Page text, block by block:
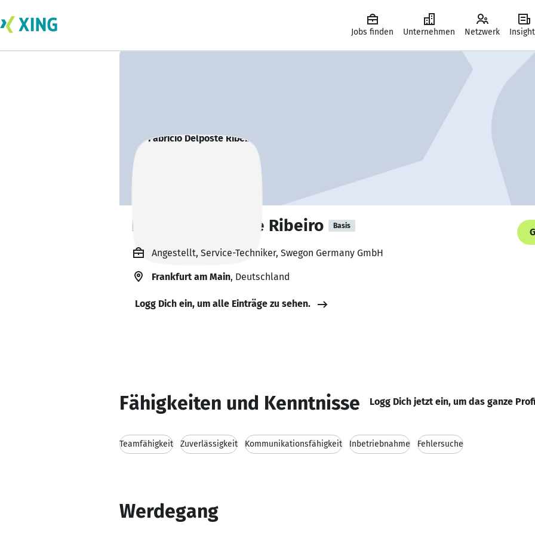
Jobs finden Unternehmen Netzwerk
Fabricio Delposte Ribeiro Basis
Angestellt, Service-Techniker, Swegon Germany GmbH
Frankfurt am Main, Deutschland
Logg Dich ein, um alle Einträge zu sehen.
Fähigkeiten und Kenntnisse Logg Dich jetzt ein, um das ganze
Teamfähigkeit Zuverlässigkeit Kommunikationsfähigkeit Inbetriebnahme Fehlersuche
Werdegang